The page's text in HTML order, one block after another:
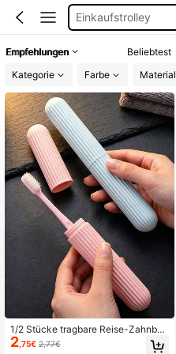
Zahnbürstenhalter
Empfehlungen Beliebtest
Kategorie
Farbe Material
1/2 Stücke tragbare Reise-Zahnbür
stenhalter, rutschfeste gestreifte Za
hnbürsten-Aufbewahrungsboxen, Z
2 ,75€ 2,77€